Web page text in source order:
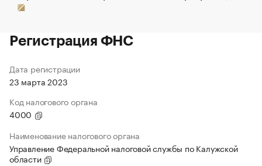
Регистрация ФНС
Дата регистрации
23 марта 2023
Код налогового органа
4000
Наименование налогового органа
Управление Федеральной налоговой службы по Калужской
области